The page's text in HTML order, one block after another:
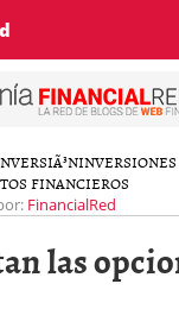
INVERSIONES
FINANCIEROS
FinancialRed
las